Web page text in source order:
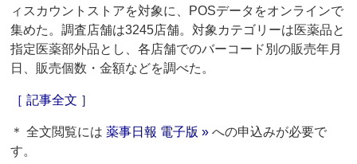
ィスカウントストアを対象に、POSデータをオンラインで
集めた。調査店舗は3245店舗。対象カテゴリーは医薬品と
指定医薬部外品とし、各店舗でのバーコード別の販売年月
日、販売個数・金額などを調べた。
［ 記事全文 ］
＊ 全文閲覧には薬事日報 電子版 » への申込みが必要で
す。